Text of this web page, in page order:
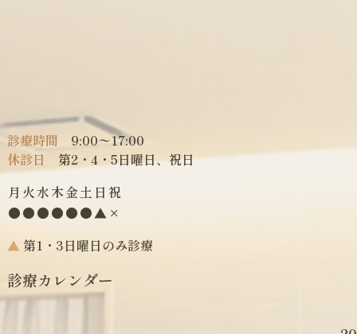
診療時間 9:00〜17:00
休診日
第2・4・5日曜日、祝日
月 火 水木金土 日 祝
●●●●●●▲ ×
▲ 第1・3日曜日のみ診療
診療カレンダー